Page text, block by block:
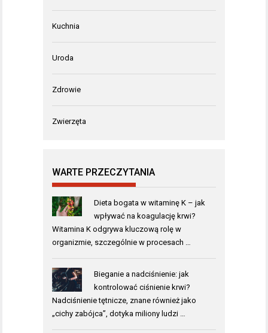
Kuchnia
Uroda
Zdrowie
Zwierzęta
WARTE PRZECZYTANIA
Dieta bogata w witaminę K – jak
wpływać na koagulację krwi?
Witamina K odgrywa kluczową rolę w
organizmie, szczególnie w procesach …
Bieganie a nadciśnienie: jak
kontrolować ciśnienie krwi?
Nadciśnienie tętnicze, znane również jako
„cichy zabójca”, dotyka miliony ludzi …